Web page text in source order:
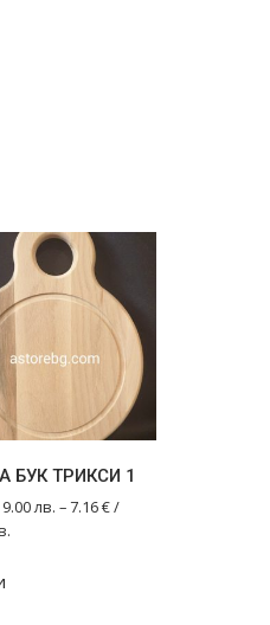
БУК ТРИКСИ 1
лв. – 7.16€/
product